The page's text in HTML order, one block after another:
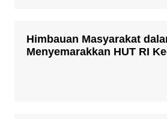
Himbauan Masyarakat
Menyemarakkan HUT RI